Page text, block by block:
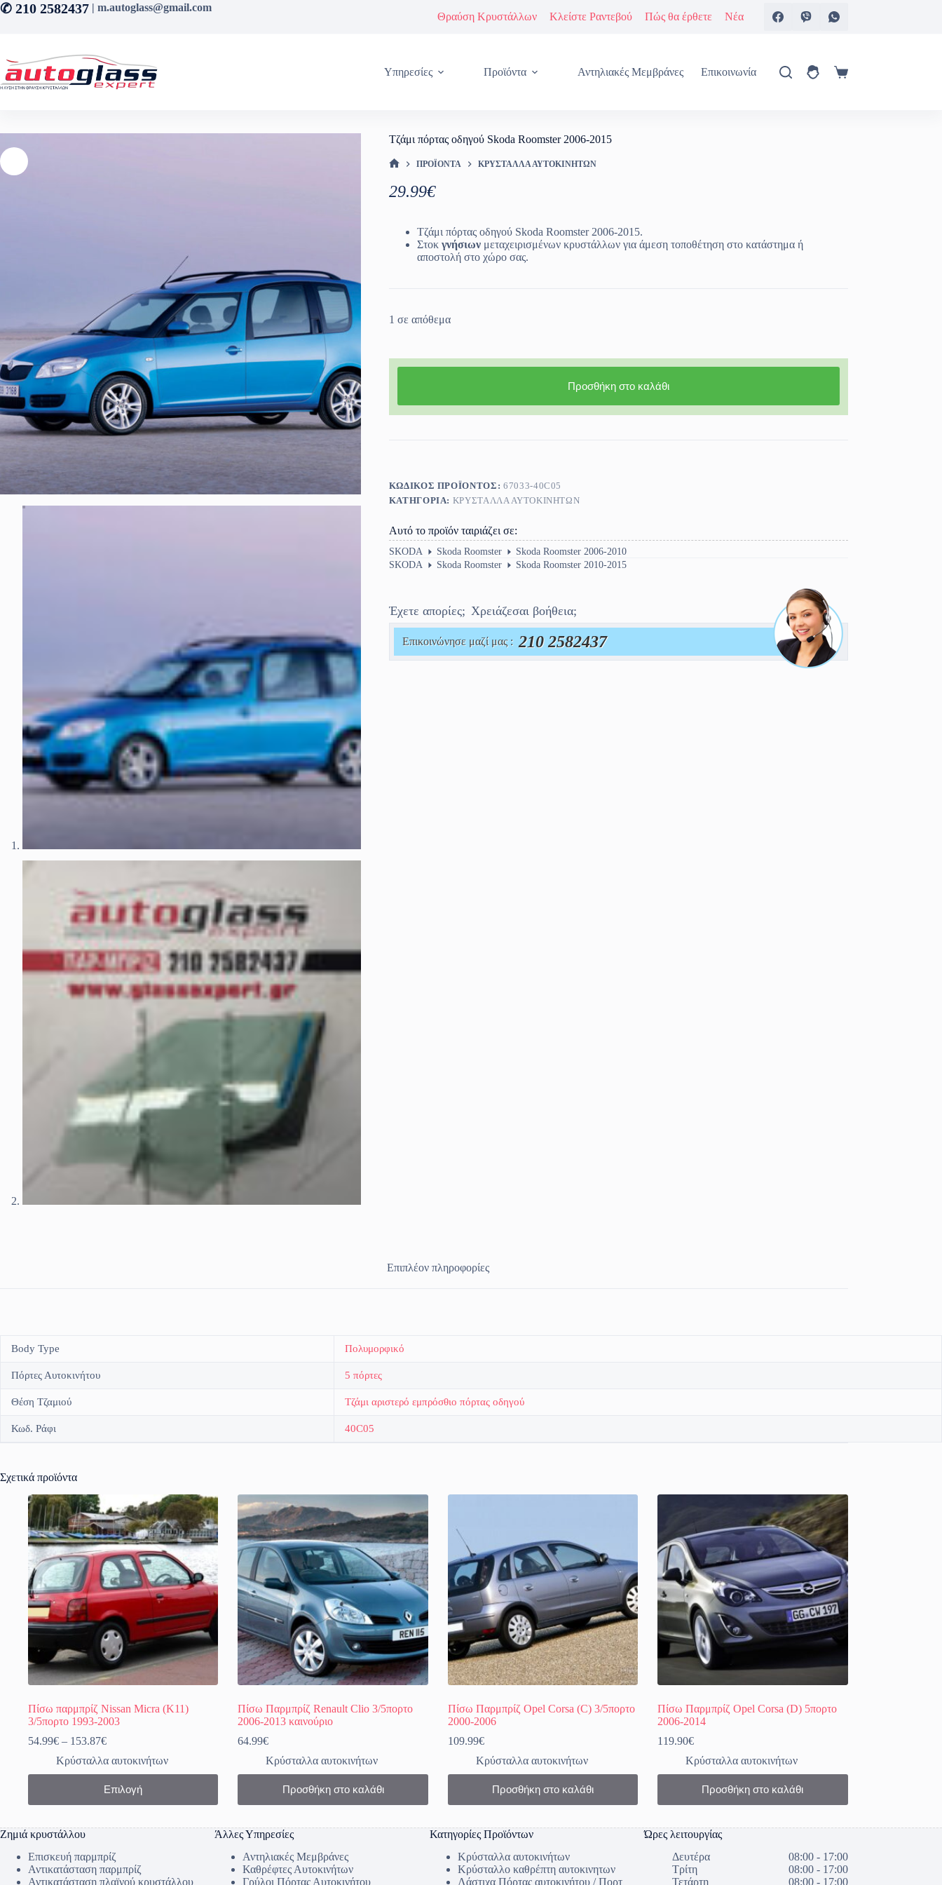
Μετάβαση
στο
✆ 210 2582437 | m.autoglass@gmail.com
Θραύση Κρυστάλλων Κλείστε Ραντεβού Πώς θα έρθετε Νέα
Υπηρεσίες Προϊόντα Αντηλιακές Μεμβράνες Επικοινωνία
Καλάθι
Τζάμι πόρτας οδηγού Skoda Roomster 2006-2015
ΠΡΟΪΌΝΤΑ ΚΡΎΣΤΑΛΛΑ ΑΥΤΟΚΙΝΉΤΩΝ
29.99€
Τζάμι πόρτας οδηγού Skoda Roomster 2006-2015.
Στοκ γνήσιωνμεταχειρισμένων κρυστάλλων για άμεση τοποθέτηση στο κατάστημα ή
αποστολή στο χώρο σας.
1 σε απόθεμα
Προσθήκη στο καλάθι
ΚΩΔΙΚΌΣ ΠΡΟΪΌΝΤΟΣ: 67033-40C05
ΚΑΤΗΓΟΡΊΑ: ΚΡΎΣΤΑΛΛΑ ΑΥΤΟΚΙΝΉΤΩΝ
Αυτό το προϊόν ταιριάζει σε:
SKODA Skoda Roomster
Skoda Roomster 2006-2010
SKODA
Skoda Roomster Skoda Roomster 2010-2015
Έχετε απορίες; Χρειάζεσαι βοήθεια;
Επικοινώνησε μαζί μας : 210 2582437
Επιπλέον πληροφορίες
Body Type Πολυμορφικό
Πόρτες Αυτοκινήτου 5 πόρτες
Θέση Τζαμιού Τζάμι αριστερό εμπρόσθιο πόρτας οδηγού
Κωδ. Ράφι 40C05
Σχετικά προϊόντα
Πίσω παρμπρίζ Nissan Micra (K11)
3/5πορτο 1993-2003
54.99€ – 153.87€Price
54.99€
through
153.87€
Κρύσταλλα αυτοκινήτων
Επιλογή
Αυτό
προϊόν
πολλαπλές
παραλλαγές.
Οι
επιλογές
μπορούν
Πίσω Παρμπρίζ Renault Clio 3/5πορτο
2006-2013 καινούριο
64.99€
Κρύσταλλα αυτοκινήτων
Προσθήκη στο καλάθι
Πίσω Παρμπρίζ Opel Corsa (C) 3/5πορτο
2000-2006
109.99€
Κρύσταλλα αυτοκινήτων
Προσθήκη στο καλάθι
Πίσω Παρμπρίζ Opel Corsa (D) 5πορτο
2006-2014
119.90€
Κρύσταλλα αυτοκινήτων
Προσθήκη στο καλάθι
Ζημιά κρυστάλλου
Επισκευή παρμπρίζ
Αντικατάσταση παρμπρίζ
Αντικατάσταση πλαϊνού κρυστάλλου
Άλλες Υπηρεσίες
Αντηλιακές Μεμβράνες
Καθρέφτες Αυτοκινήτων
Γρύλοι Πόρτας Αυτοκινήτου
Κατηγορίες Προϊόντων
Κρύσταλλα αυτοκινήτων
Κρύσταλλο καθρέπτη αυτοκινητων
Λάστιχα Πόρτας αυτοκινήτου / Πορτ
Ώρες λειτουργίας
Δευτέρα
08:00 - 17:00
Τρίτη
08:00 - 17:00
Τετάρτη
08:00 - 17:00